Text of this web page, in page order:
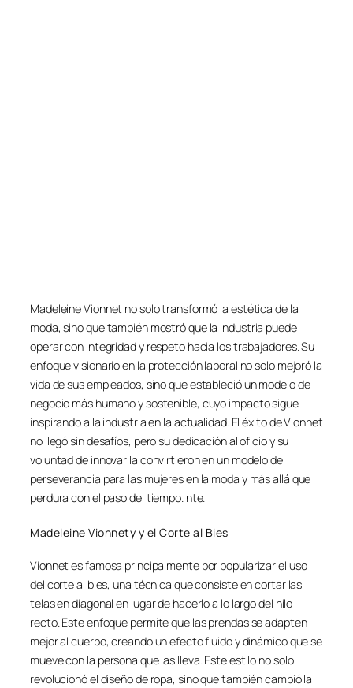
Madeleine Vionnet no solo transformó la estética de la
moda, sino que también mostró que la industria puede
operar con integridad y respeto hacia los trabajadores. Su
enfoque visionario en la protección laboral no solo mejoró la
vida de sus empleados, sino que estableció un modelo de
negocio más humano y sostenible, cuyo impacto sigue
inspirando a la industria en la actualidad. El éxito de Vionnet
no llegó sin desafíos, pero su dedicación al oficio y su
voluntad de innovar la convirtieron en un modelo de
perseverancia para las mujeres en la moda y más allá que
perdura con el paso del tiempo. nte.
Madeleine Vionnety y el Corte al Bies
Vionnet es famosa principalmente por popularizar el uso
del corte al bies, una técnica que consiste en cortar las
telas en diagonal en lugar de hacerlo a lo largo del hilo
recto. Este enfoque permite que las prendas se adapten
mejor al cuerpo, creando un efecto fluido y dinámico que se
mueve con la persona que las lleva. Este estilo no solo
revolucionó el diseño de ropa, sino que también cambió la